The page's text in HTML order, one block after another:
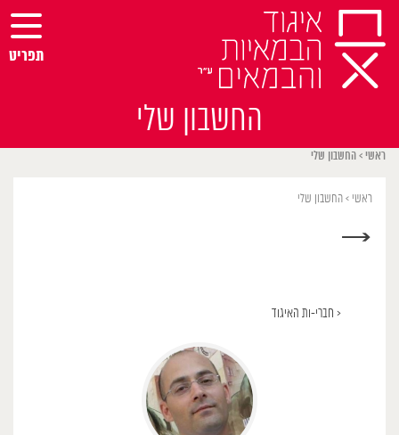
Skip
content
החשבון שלי
תפריט
ראשי > החשבון שלי
ראשי > החשבון שלי
→
< חברי-ות האיגוד